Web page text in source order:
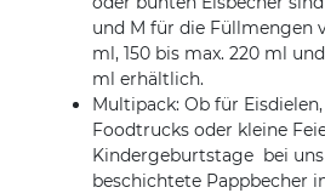
und M für die Füllmengen
ml, 150 bis max. 220 ml
ml erhältlich.
Multipack: Ob für
Foodtrucks oder kleine
Kindergeburtstage  bei
beschichtete Pappbecher